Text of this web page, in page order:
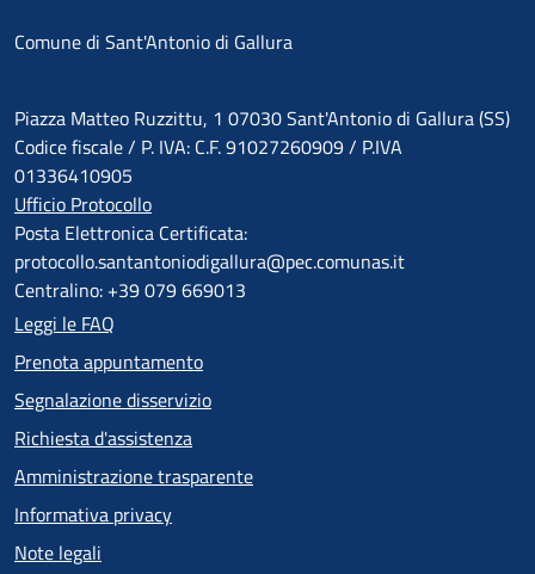
Comune di Sant'Antonio di Gallura
Piazza Matteo Ruzzittu, 1 07030 Sant'Antonio di Gallura (SS)
Codice fiscale / P. IVA: C.F. 91027260909 / P.IVA
01336410905
Ufficio Protocollo
Posta Elettronica Certificata:
protocollo.santantoniodigallura@pec.comunas.it
Centralino: +39 079 669013
Leggi le FAQ
Prenota appuntamento
Segnalazione disservizio
Richiesta d'assistenza
Amministrazione trasparente
Informativa privacy
Note legali